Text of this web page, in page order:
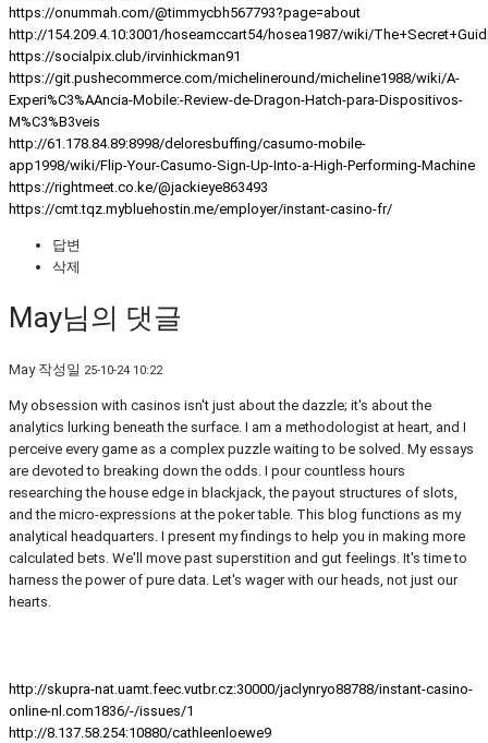
https://onummah.com/@timmycbh567793?page=about
http://154.209.4.10:3001/hoseamccart54/hosea1987/wiki/
https://socialpix.club/irvinhickman91
https://git.pushecommerce.com/michelineround/micheline1988/wiki/A-
Experi%C3%AAncia-Mobile:-Review-de-Dragon-Hatch-para-Dispositivos-
M%C3%B3veis
http://61.178.84.89:8998/deloresbuffing/casumo-mobile-
app1998/wiki/Flip-Your-Casumo-Sign-Up-Into-a-High-Performing-Machine
https://rightmeet.co.ke/@jackieye863493
https://cmt.tqz.mybluehostin.me/employer/instant-casino-fr/
답변
삭제
May님의 댓글
May 작성일 25-10-24 10:22
My obsession with casinos isn't just about the dazzle; it's about the
analytics lurking beneath the surface. I am a methodologist at heart, and I
perceive every game as a complex puzzle waiting to be solved. My essays
are devoted to breaking down the odds. I pour countless hours
researching the house edge in blackjack, the payout structures of slots,
and the micro-expressions at the poker table. This blog functions as my
analytical headquarters. I present my findings to help you in making more
calculated bets. We'll move past superstition and gut feelings. It's time to
harness the power of pure data. Let's wager with our heads, not just our
hearts.
http://skupra-nat.uamt.feec.vutbr.cz:30000/jaclynryo88788/instant-casino-
online-nl.com1836/-/issues/1
http://8.137.58.254:10880/cathleenloewe9